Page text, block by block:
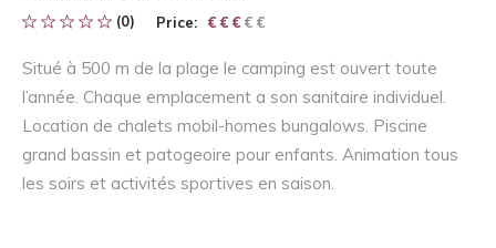
(0) Price: € € € € €
€ € €
Situé à 500 m de la plage le camping est ouvert toute
l’année. Chaque emplacement a son sanitaire individuel.
Location de chalets mobil-homes bungalows. Piscine
grand bassin et patogeoire pour enfants. Animation tous
les soirs et activités sportives en saison.